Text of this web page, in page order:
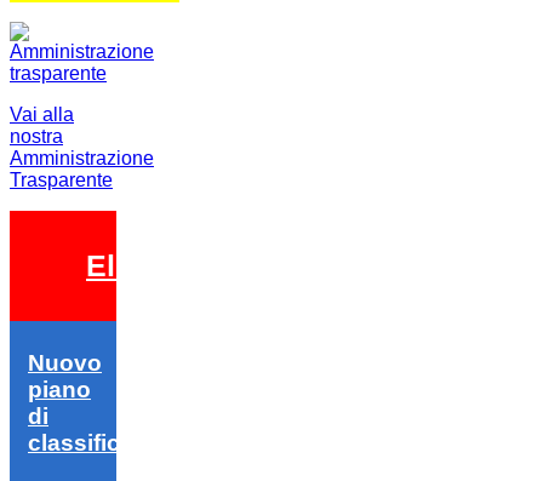
Vai alla
nostra
Amministrazione
Trasparente
Elezioni 2026
Nuovo
piano
di
classifica